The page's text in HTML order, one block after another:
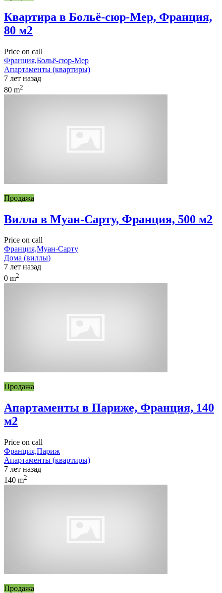
Квартира в Больё-сюр-Мер, Франция,
80 м2
Price on call
Франция,Больё-сюр-Мер
Апартаменты (квартиры)
7 лет назад
80 m2
Продажа
Вилла в Муан-Сарту, Франция, 500 м2
Price on call
Франция,Муан-Сарту
Дома (виллы)
7 лет назад
0 m2
Продажа
Апартаменты в Париже, Франция, 140
м2
Price on call
Франция,Париж
Апартаменты (квартиры)
7 лет назад
140 m2
Продажа